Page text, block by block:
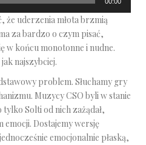
że uderzenia młota brzmią
za bardzo o czym pisać,
w końcu monotonne i nudne.
najszybciej.
problem. Słuchamy gry
Muzycy CSO byli w stanie
Solti od nich zażądał,
emocji. Dostajemy wersję
emocjonalnie płaską,